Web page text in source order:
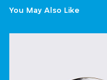
You May Also Like